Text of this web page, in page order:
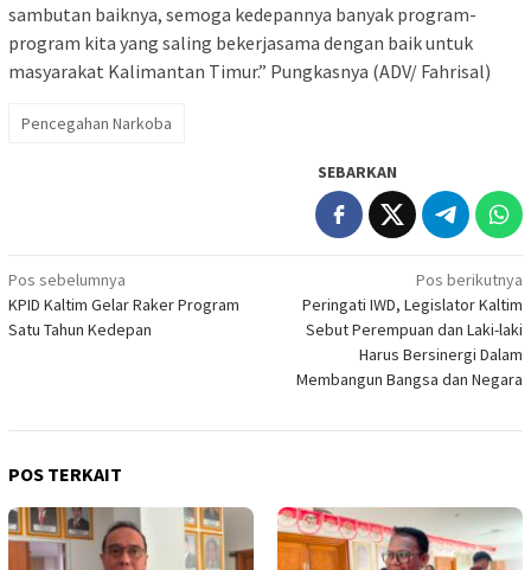
sambutan baiknya, semoga kedepannya banyak program-
program kita yang saling bekerjasama dengan baik untuk
masyarakat Kalimantan Timur.” Pungkasnya (ADV/ Fahrisal)
Pencegahan Narkoba
SEBARKAN
Navigasi
pos
Pos sebelumnya
KPID Kaltim Gelar Raker Program
Satu Tahun Kedepan
Pos berikutnya
Peringati IWD, Legislator Kaltim
Sebut Perempuan dan Laki-laki
Harus Bersinergi Dalam
Membangun Bangsa dan Negara
POS TERKAIT